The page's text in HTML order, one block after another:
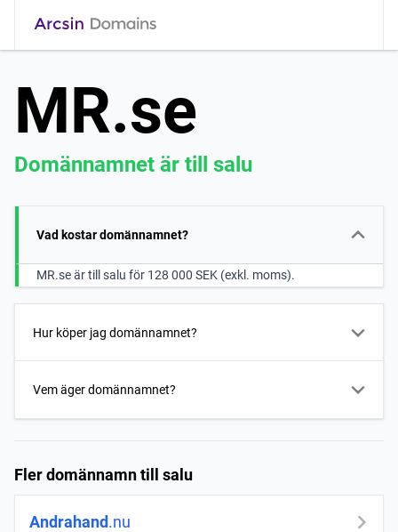
MR.se
Domännamnet är till salu
Vad kostar domännamnet?
MR.se är till salu för 128 000 SEK (exkl. moms).
Hur köper jag domännamnet?
Vem äger domännamnet?
Fler domännamn till salu
Andrahand.nu